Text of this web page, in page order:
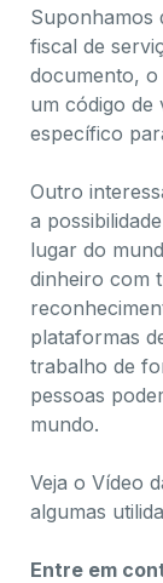
Suponhamos
fiscal de
documento, o
um código de
específico
Outro
a
lugar do
dinheiro com
plataformas
trabalho de
pessoas
mundo.
Veja o Vídeo
algumas
Entre em